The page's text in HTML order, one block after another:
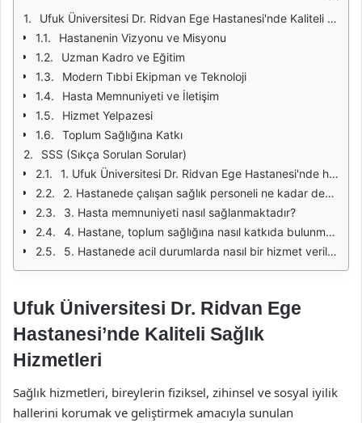
Ufuk Üniversitesi Dr. Ridvan Ege Hastanesi'nde Kaliteli Sağlık Hizmetleri
Hastanenin Vizyonu ve Misyonu
Uzman Kadro ve Eğitim
Modern Tıbbi Ekipman ve Teknoloji
Hasta Memnuniyeti ve İletişim
Hizmet Yelpazesi
Toplum Sağlığına Katkı
SSS (Sıkça Sorulan Sorular)
1. Ufuk Üniversitesi Dr. Ridvan Ege Hastanesi'nde hangi sağlık hizmetleri sunulmaktadır?
2. Hastanede çalışan sağlık personeli ne kadar deneyimlidir?
3. Hasta memnuniyeti nasıl sağlanmaktadır?
4. Hastane, toplum sağlığına nasıl katkıda bulunmaktadır?
5. Hastanede acil durumlarda nasıl bir hizmet verilmektedir?
Ufuk Üniversitesi Dr. Ridvan Ege
Hastanesi’nde Kaliteli Sağlık
Hizmetleri
Sağlık hizmetleri, bireylerin fiziksel, zihinsel ve sosyal iyilik
hallerini korumak ve geliştirmek amacıyla sunulan